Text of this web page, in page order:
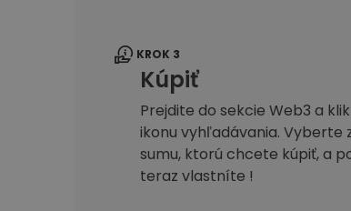
KROK 3
Kúpiť
Prejdite do sekcie Web3 a
ikonu vyhľadávania. Vyberte
sumu, ktorú chcete kúpiť, a
teraz vlastníte !